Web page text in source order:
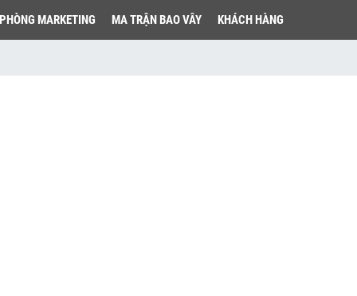
PHÒNG MARKETING MA TRẬN BAO VÂY KHÁCH HÀNG